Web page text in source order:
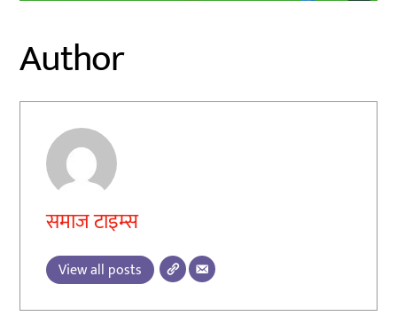
Author
समाज टाइम्स
View all posts